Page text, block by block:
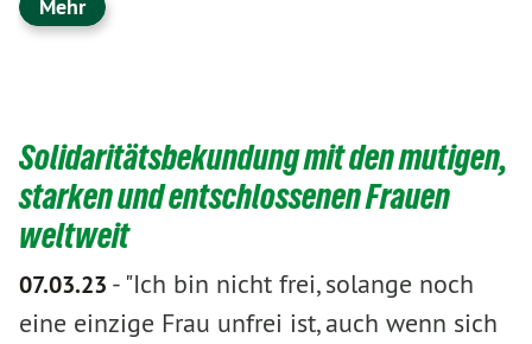
Mehr
Solidaritätsbekundung mit den mutigen,
starken und entschlossenen Frauen
weltweit
07.03.23 - "Ich bin nicht frei, solange noch
eine einzige Frau unfrei ist, auch wenn sich